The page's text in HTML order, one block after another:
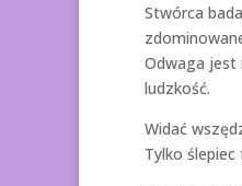
Stwórca
Odwaga jest
ludzkość.
Widać
Tylko